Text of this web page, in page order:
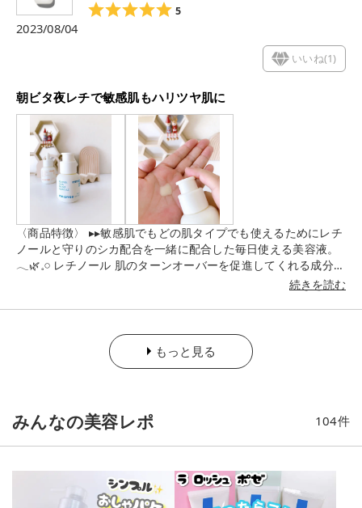
5
2023/08/04
いいね(1)
朝ビタ夜レチで敏感肌もハリツヤ肌に
〈商品特徴〉 ▸▸敏感肌でもどの肌タイプでも使えるためにレチ
ノールと守りのシカ配合を一緒に配合した毎日使える美容液。
𓂃🌿𓈒𓏸 レチノール 肌のターンオーバーを促進してくれる成分な
ので、しわやたるみ、くすみなどの老化サインに効果的成分。
で、敏感肌や乾燥肌にも優しいです。 〈使用感〉 みずみずしく
目元にも使えました♪ しっとりしたふっくらした使用感でお肌
がモッチリ♡ ベースメイクの仕上がりの良さを感じお気に入り
セット使いがおすすめ ↳レチノールとビタＣの使い合わせは肌
への刺激が強くなるため夜にレチノール🌙朝にビタミンｃ☀️が
を使いたい方におススメしたい美容液です💓
続きを読む
もっと見る
みんなの美容レポ 104件